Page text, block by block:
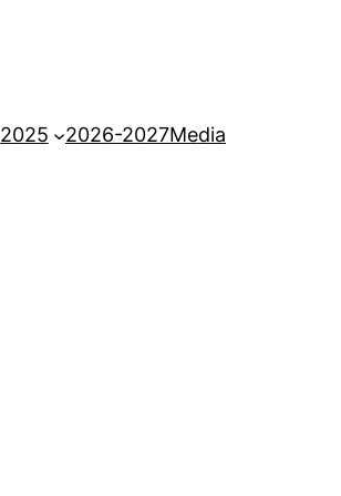
2025 2026-2027Media